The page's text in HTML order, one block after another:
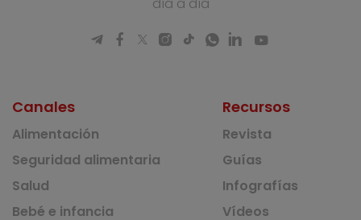
día a día
Canales
Alimentación
Seguridad alimentaria
Salud
Bebé e infancia
Recursos
Revista
Guías
Infografías
Vídeos